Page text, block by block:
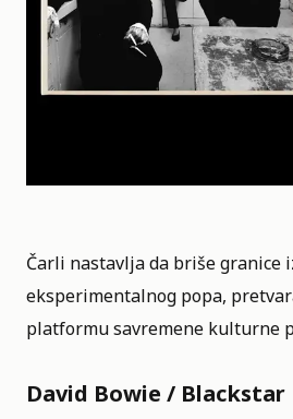
Čarli nastavlja da briše granice
eksperimentalnog popa,
platformu savremene kulturne
David Bowie / Blackstar